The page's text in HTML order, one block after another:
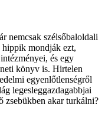
nemcsak szélsőbaloldali
mondják ezt,
és egy
könyv is. Hirtelen
egyenlőtlenségről
legesleggazdagabbjai
zsebükben akar turkálni?